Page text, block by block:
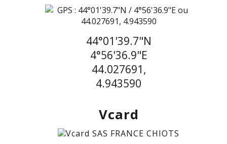
44°01'39.7"N
4°56'36.9"E
44.027691,
4.943590
Vcard